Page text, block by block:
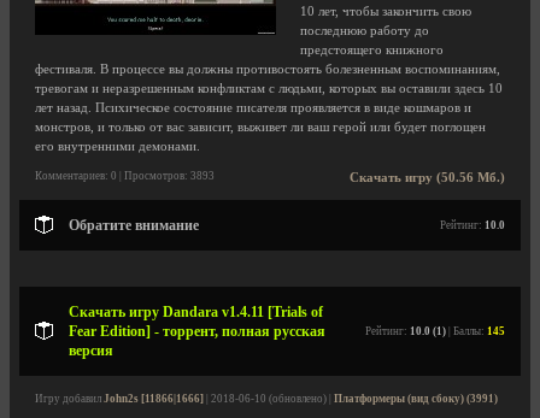
10 лет, чтобы закончить свою
последнюю работу до
предстоящего книжного
фестиваля. В процессе вы должны противостоять болезненным воспоминаниям,
тревогам и неразрешенным конфликтам с людьми, которых вы оставили здесь 10
лет назад. Психическое состояние писателя проявляется в виде кошмаров и
монстров, и только от вас зависит, выживет ли ваш герой или будет поглощен
его внутренними демонами.
Скачать игру (50.56 Мб.)
Комментариев: 0 | Просмотров: 3893
Обратите внимание Рейтинг: 10.0
Скачать игру Dandara v1.4.11 [Trials of
Fear Edition] - торрент, полная русская
версия
Рейтинг: 10.0 (1) | Баллы: 145
Игру добавил John2s [11866|1666] | 2018-06-10 (обновлено) | Платформеры (вид сбоку) (3991)